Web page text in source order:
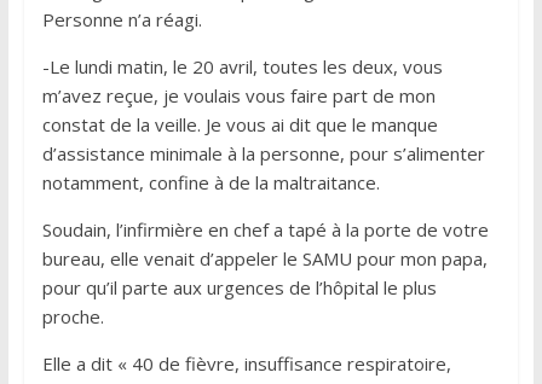
Personne n’a réagi.
-Le lundi matin, le 20 avril, toutes les deux, vous
m’avez reçue, je voulais vous faire part de mon
constat de la veille. Je vous ai dit que le manque
d’assistance minimale à la personne, pour s’alimenter
notamment, confine à de la maltraitance.
Soudain, l’infirmière en chef a tapé à la porte de votre
bureau, elle venait d’appeler le SAMU pour mon papa,
pour qu’il parte aux urgences de l’hôpital le plus
proche.
Elle a dit « 40 de fièvre, insuffisance respiratoire,